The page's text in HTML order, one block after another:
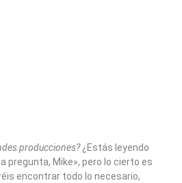
producciones?¿Estás leyendo
pregunta, Mike», pero lo cierto es
encontrar todo lo necesario,